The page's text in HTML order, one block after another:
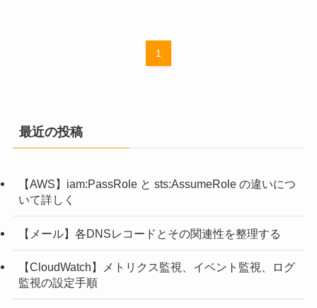
1
最近の投稿
【AWS】iam:PassRole と sts:AssumeRole の違いにつ
いて詳しく
【メール】各DNSレコードとその関連性を整理する
【CloudWatch】メトリクス監視、イベント監視、ログ
監視の設定手順